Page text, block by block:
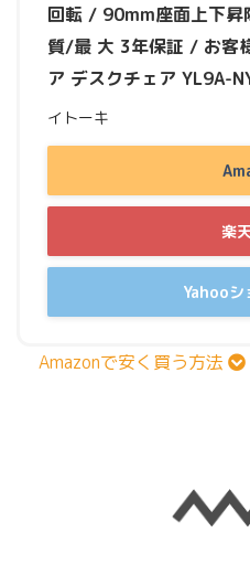
回転 / 90mm座面上下
質/最 大 3年保証 / お客
ア デスクチェア YL9A-
イトーキ
楽
Yahooシ
Amazonで安く買う方法